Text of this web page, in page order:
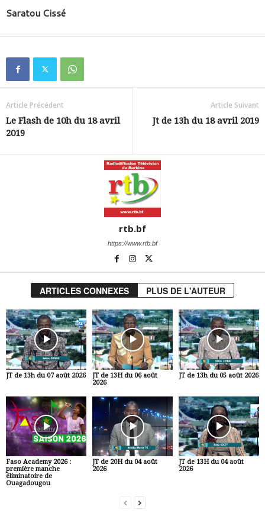
Saratou Cissé
Article Précédent
Le Flash de 10h du 18 avril
2019
Article Suivant
Jt de 13h du 18 avril 2019
rtb.bf
https://www.rtb.bf
ARTICLES CONNEXES PLUS DE L'AUTEUR
JT de 13h du 07 août 2026
JT de 13H du 06 août
2026
JT de 13h du 05 août 2026
Faso Academy 2026 :
première manche
éliminatoire de
Ouagadougou
JT de 20H du 04 août
2026
JT de 13H du 04 août
2026